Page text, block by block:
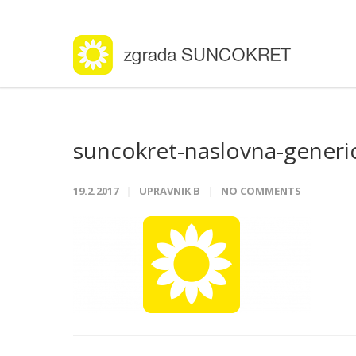
suncokret-naslovna-
19.2.2017 UPRAVNIK B NO COMMENTS